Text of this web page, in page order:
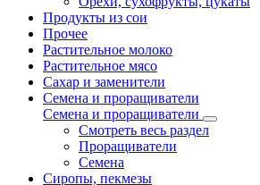
Продукты из сои
Прочее
Растительное молоко
Растительное мясо
Сахар и заменители
Семена и проращиватели
Семена и проращиватели
Смотреть весь раздел
Проращиватели
Семена
Сиропы, пекмезы